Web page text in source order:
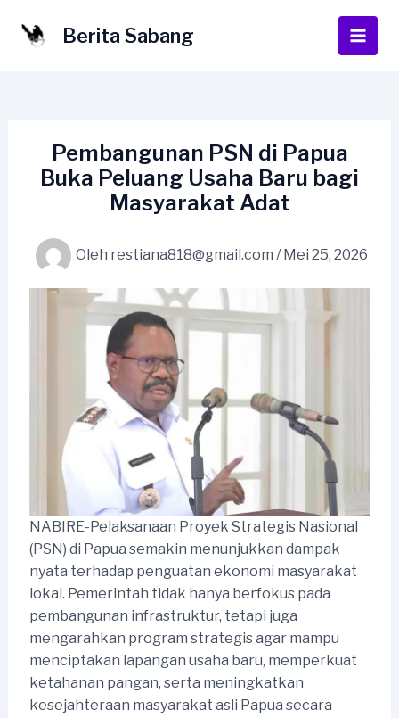
Berita Sabang
Main
Pembangunan PSN di Papua
Buka Peluang Usaha Baru bagi
Masyarakat Adat
Oleh restiana818@gmail.com / Mei 25, 2026
NABIRE-Pelaksanaan Proyek Strategis Nasional
(PSN) di Papua semakin menunjukkan dampak
nyata terhadap penguatan ekonomi masyarakat
lokal. Pemerintah tidak hanya berfokus pada
pembangunan infrastruktur, tetapi juga
mengarahkan program strategis agar mampu
menciptakan lapangan usaha baru, memperkuat
ketahanan pangan, serta meningkatkan
kesejahteraan masyarakat asli Papua secara